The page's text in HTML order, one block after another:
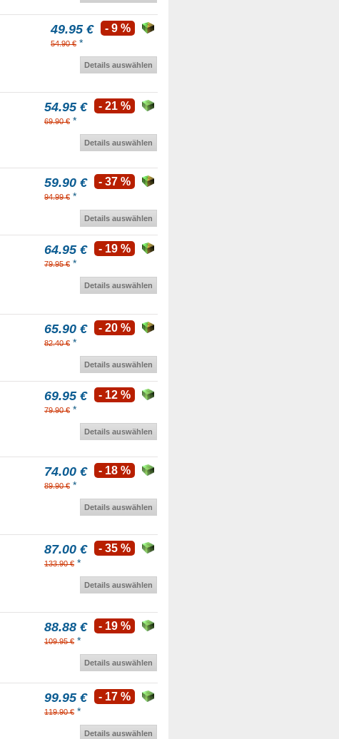
49.95 €
54.90 € *
- 9 %
Details auswählen
54.95 €
69.90 € *
- 21 %
Details auswählen
59.90 €
94.99 € *
- 37 %
Details auswählen
64.95 €
79.95 € *
- 19 %
Details auswählen
65.90 €
82.40 € *
- 20 %
Details auswählen
69.95 €
79.90 € *
- 12 %
Details auswählen
74.00 €
89.90 € *
- 18 %
Details auswählen
87.00 €
133.90 € *
- 35 %
Details auswählen
88.88 €
109.95 € *
- 19 %
Details auswählen
99.95 €
119.90 € *
- 17 %
Details auswählen